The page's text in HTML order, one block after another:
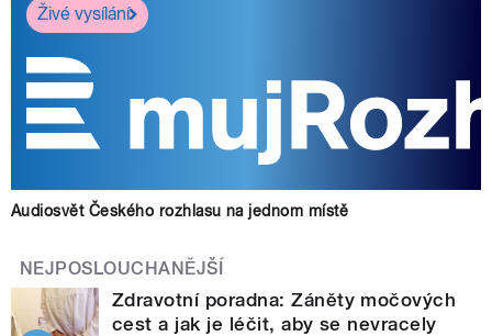
Živé vysílání
Audiosvět Českého rozhlasu na jednom místě
NEJPOSLOUCHANĚJŠÍ
Zdravotní poradna: Záněty močových
cest a jak je léčit, aby se nevracely